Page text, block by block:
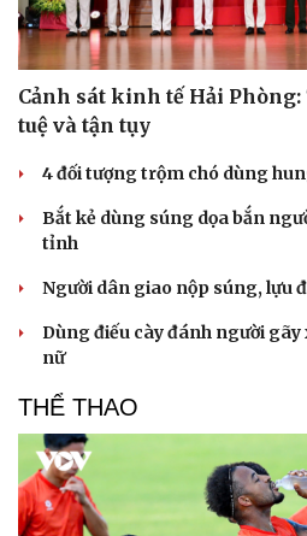
Văn hóa
Cảnh sát kinh tế Hải
tuệ và tận tụy
4 đối tượng trộm chó dùng
Bắt kẻ dùng súng dọa bắn
tỉnh
Người dân giao nộp súng, lựu
Dùng điếu cày đánh người
nữ
THỂ THAO